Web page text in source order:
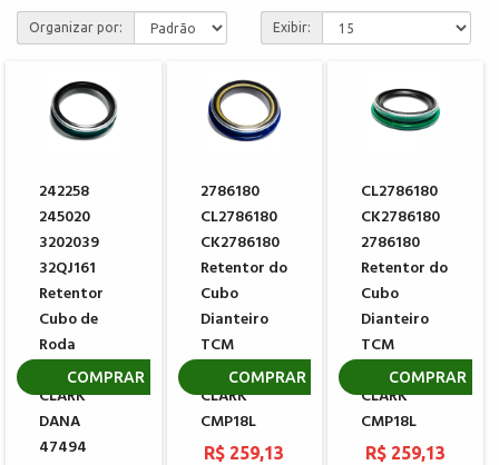
Organizar por: Exibir:
242258
245020
3202039
32QJ161
Retentor
Cubo de
Roda
Dianteiro
CLARK
DANA
47494
COMPRAR
2786180
CL2786180
CK2786180
Retentor do
Cubo
Dianteiro
TCM
NISSAN
CLARK
CMP18L
R$ 259,13
COMPRAR
CL2786180
CK2786180
2786180
Retentor do
Cubo
Dianteiro
TCM
NISSAN
CLARK
CMP18L
R$ 259,13
COMPRAR